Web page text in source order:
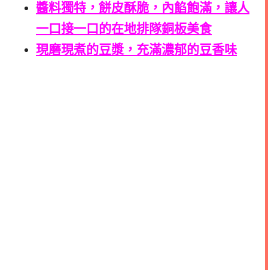
醬料獨特，餅皮酥脆，內餡飽滿，讓人
一口接一口的在地排隊銅板美食
現磨現煮的豆漿，充滿濃郁的豆香味